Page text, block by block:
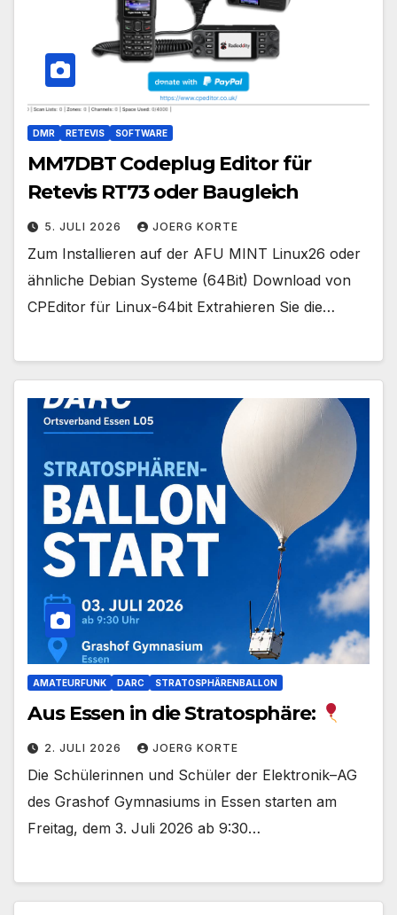
DMR RETEVIS SOFTWARE
MM7DBT Codeplug Editor für
Retevis RT73 oder Baugleich
5. JULI 2026 JOERG KORTE
Zum Installieren auf der AFU MINT Linux26 oder
ähnliche Debian Systeme (64Bit) Download von
CPEditor für Linux-64bit Extrahieren Sie die…
AMATEURFUNK DARC STRATOSPHÄRENBALLON
Aus Essen in die Stratosphäre:
2. JULI 2026 JOERG KORTE
Die Schülerinnen und Schüler der Elektronik–AG
des Grashof Gymnasiums in Essen starten am
Freitag, dem 3. Juli 2026 ab 9:30…